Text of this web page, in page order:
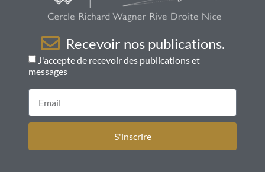
Recevoir nos publications.
J'accepte de recevoir des publications et
messages
S'inscrire